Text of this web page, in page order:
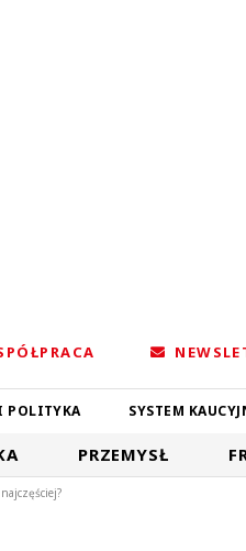
POLITYKA SYSTEM
PRZEMYSŁ